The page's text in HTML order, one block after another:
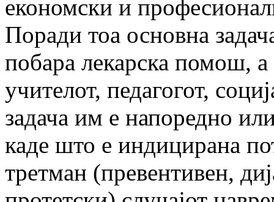
економски и
Поради тоа основна
побара лекарска помош, а
учителот, педагогот,
задача им е напоредно
каде што е индицирана
третман (превентивен,